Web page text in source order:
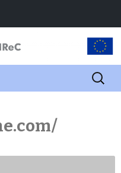
Пошук: